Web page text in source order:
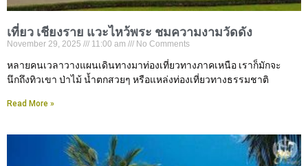
เที่ยว เชียงราย แวะไหว้พระ ชมความงามวัดดัง
November 29, 2025 11:00 am No Comments
หลายคนเวลาวางแผนเดินทางมาท่องเที่ยวทางภาคเหนือ เราก็มักจะ
นึกถึงทิวเขา ป่าไม้ น้ำตกสวยๆ หรือแหล่งท่องเที่ยวทางธรรมชาติ
Read More »